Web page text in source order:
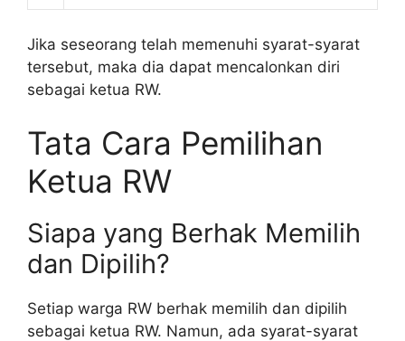
Jika seseorang telah memenuhi syarat-syarat
tersebut, maka dia dapat mencalonkan diri
sebagai ketua RW.
Tata Cara Pemilihan
Ketua RW
Siapa yang Berhak Memilih
dan Dipilih?
Setiap warga RW berhak memilih dan dipilih
sebagai ketua RW. Namun, ada syarat-syarat